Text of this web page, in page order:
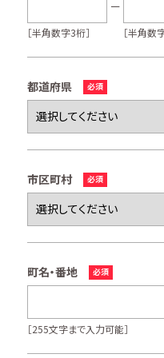
［半角数字3桁］ ［半角数
都道府県
市区町村
町名・番地
［255文字まで入力可能］